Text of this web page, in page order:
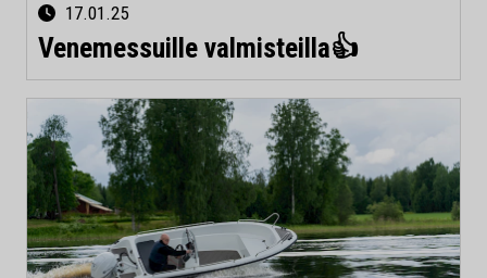
17.01.25
Venemessuille valmisteilla👍